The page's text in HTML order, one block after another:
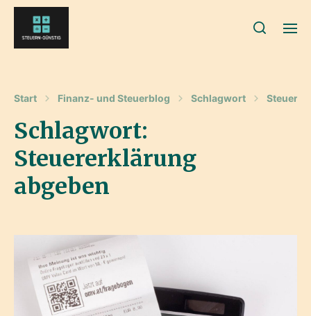
Start Finanz- und Steuerblog Schlagwort
Schlagwort:
Steuererklärung
abgeben